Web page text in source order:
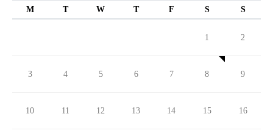
M T W T F S S
1 2
3 4 5 6 7 8 9
10 11 12 13 14 15 16